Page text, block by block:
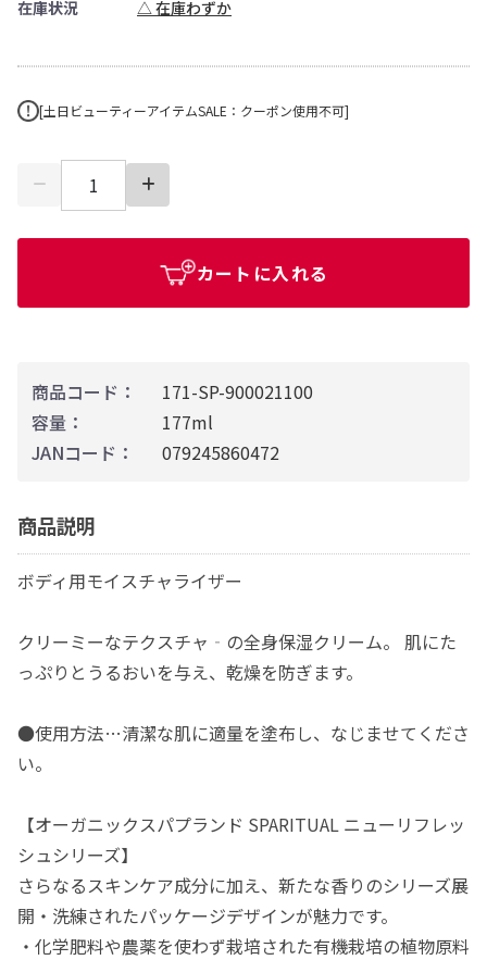
商品コード：
171-SP-900021100
容量：
177ml
JANコード：
079245860472
商品説明
ボディ用モイスチャライザー
クリーミーなテクスチャ‐の全身保湿クリーム。 肌にた
っぷりとうるおいを与え、乾燥を防ぎます。
●使用方法…清潔な肌に適量を塗布し、なじませてくださ
い。
【オーガニックスパプランド SPARITUAL ニューリフレッ
シュシリーズ】
さらなるスキンケア成分に加え、新たな香りのシリーズ展
開・洗練されたパッケージデザインが魅力です。
・化学肥料や農薬を使わず栽培された有機栽培の植物原料
在庫状況 △ 在庫わずか
[土日ビューティーアイテムSALE：クーポン使用不可]
カートに入れる